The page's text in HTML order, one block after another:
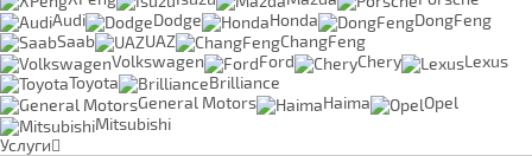
Audi
Dodge Honda
DongFeng
Saab
UAZ
ChangFeng
Volkswagen
Ford Chery
Lexus
Toyota
Brilliance
General Motors
Haima
Opel
Mitsubishi
Услуги